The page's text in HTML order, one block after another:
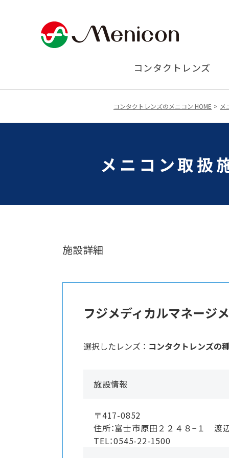
コンタクトレンズ
コンタクトレンズのメニコン HOME メ
メニコン取扱
施設詳細
フジメディカルマネージ
選択したレンズ ： コンタクトレンズの
施設情報
〒417-0852
住所：富士市原田２２４８−１ 渡
TEL：0545-22-1500